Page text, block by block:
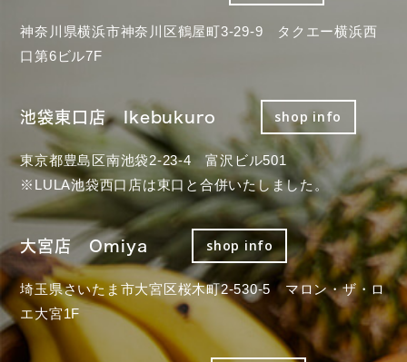
神奈川県横浜市神奈川区鶴屋町3-29-9 タクエー横浜西
口第6ビル7F
池袋東口店 Ikebukuro shop info
東京都豊島区南池袋2-23-4 富沢ビル501
※LULA池袋西口店は東口と合併いたしました。
大宮店 Omiya shop info
埼玉県さいたま市大宮区桜木町2-530-5 マロン・ザ・ロ
エ大宮1F